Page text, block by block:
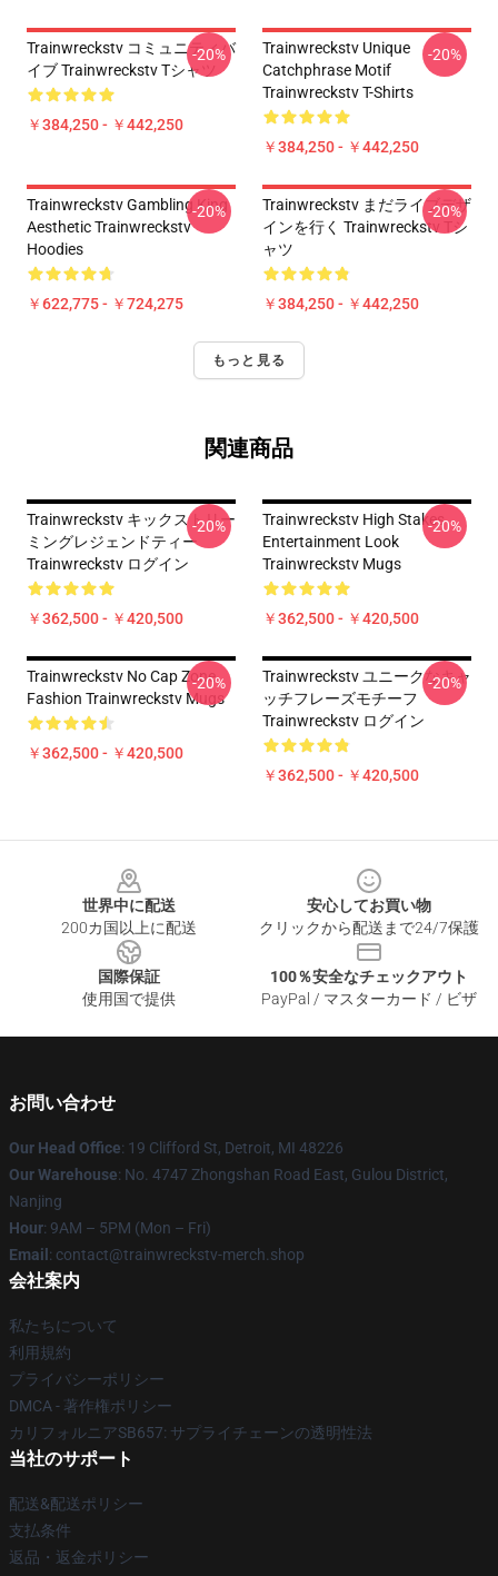
Trainwreckstv コミュニティバ
イブ Trainwreckstv Tシャツ
￥384,250 - ￥442,250
-20%
Trainwreckstv Unique
Catchphrase Motif
Trainwreckstv T-Shirts
￥384,250 - ￥442,250
-20%
Trainwreckstv Gambling King
Aesthetic Trainwreckstv
Hoodies
￥622,775 - ￥724,275
-20%
Trainwreckstv まだライブデザ
インを行く Trainwreckstv Tシ
ャツ
￥384,250 - ￥442,250
-20%
もっと見る
関連商品
Trainwreckstv キックストリー
ミングレジェンドティー
Trainwreckstv ログイン
￥362,500 - ￥420,500
-20%
Trainwreckstv High Stakes
Entertainment Look
Trainwreckstv Mugs
￥362,500 - ￥420,500
-20%
Trainwreckstv No Cap Zone
Fashion Trainwreckstv Mugs
￥362,500 - ￥420,500
-20%
Trainwreckstv ユニークなキャ
ッチフレーズモチーフ
Trainwreckstv ログイン
￥362,500 - ￥420,500
-20%
世界中に配送
200カ国以上に配送
安心してお買い物
クリックから配送まで24/7保護
国際保証
使用国で提供
100％安全なチェックアウト
PayPal / マスターカード / ビザ
お問い合わせ
Our Head Office: 19 Clifford St, Detroit, MI 48226
Our Warehouse: No. 4747 Zhongshan Road East, Gulou District,
Nanjing
Hour: 9AM – 5PM (Mon – Fri)
Email : contact@trainwreckstv-merch.shop
会社案内
私たちについて
利用規約
プライバシーポリシー
DMCA - 著作権ポリシー
カリフォルニアSB657: サプライチェーンの透明性法
当社のサポート
配送&配送ポリシー
支払条件
返品・返金ポリシー